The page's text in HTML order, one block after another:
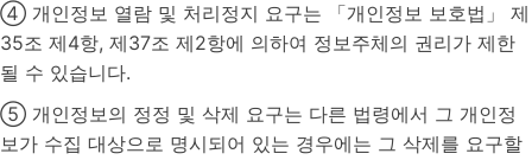
④ 개인정보 열람 및 처리정지 요구는 「개인정보 보호법」 제
35조 제4항, 제37조 제2항에 의하여 정보주체의 권리가 제한
될 수 있습니다.
⑤ 개인정보의 정정 및 삭제 요구는 다른 법령에서 그 개인정
보가 수집 대상으로 명시되어 있는 경우에는 그 삭제를 요구할